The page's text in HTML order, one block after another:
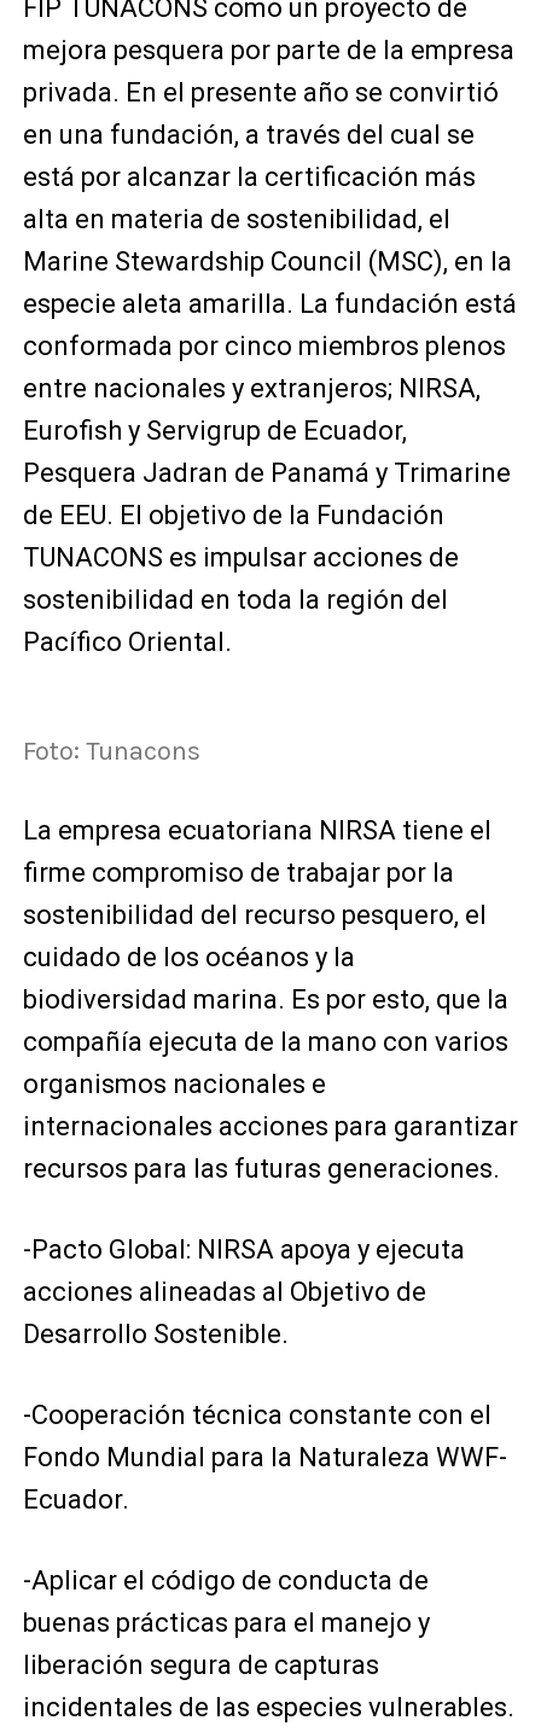
FIP TUNACONS como un proyecto de
mejora pesquera por parte de la empresa
privada. En el presente año se convirtió
en una fundación, a través del cual se
está por alcanzar la certificación más
alta en materia de sostenibilidad, el
Marine Stewardship Council (MSC), en la
especie aleta amarilla. La fundación está
conformada por cinco miembros plenos
entre nacionales y extranjeros; NIRSA,
Eurofish y Servigrup de Ecuador,
Pesquera Jadran de Panamá y Trimarine
de EEU. El objetivo de la Fundación
TUNACONS es impulsar acciones de
sostenibilidad en toda la región del
Pacífico Oriental.
Foto: Tunacons
La empresa ecuatoriana NIRSA tiene el
firme compromiso de trabajar por la
sostenibilidad del recurso pesquero, el
cuidado de los océanos y la
biodiversidad marina. Es por esto, que la
compañía ejecuta de la mano con varios
organismos nacionales e
internacionales acciones para garantizar
recursos para las futuras generaciones.
-Pacto Global: NIRSA apoya y ejecuta
acciones alineadas al Objetivo de
Desarrollo Sostenible.
-Cooperación técnica constante con el
Fondo Mundial para la Naturaleza WWF-
Ecuador.
-Aplicar el código de conducta de
buenas prácticas para el manejo y
liberación segura de capturas
incidentales de las especies vulnerables.